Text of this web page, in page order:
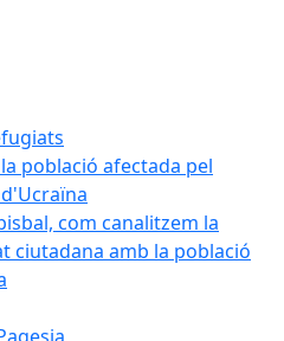
població afectada pel
com canalitzem la
ciutadana amb la població